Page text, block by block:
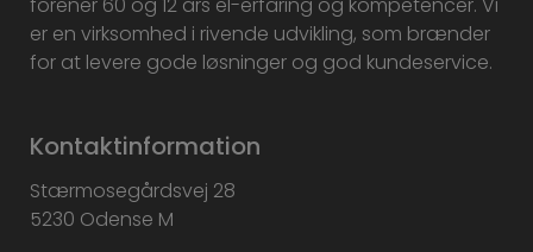
forener 60 og 12 års el-erfaring og kompetencer. Vi
er en virksomhed i rivende udvikling, som brænder
for at levere gode løsninger og god kundeservice.
Kontaktinformation
Stærmosegårdsvej 28
5230 Odense M